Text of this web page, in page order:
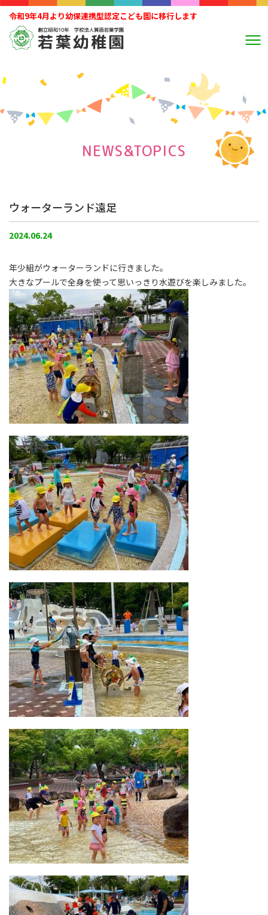
令和9年4月より幼保連携型認定こども園に移行します
NEWS&TOPICS
ウォーターランド遠足
2024.06.24
年少組がウォーターランドに行きました。
大きなプールで全身を使って思いっきり水遊びを楽しみました。